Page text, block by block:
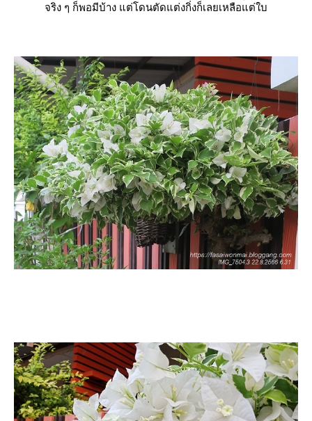
จริง ๆ ก็พอมีบ้าง แต่โดนตัดแต่งกิ่งก็เลยเหลือแต่ใบ